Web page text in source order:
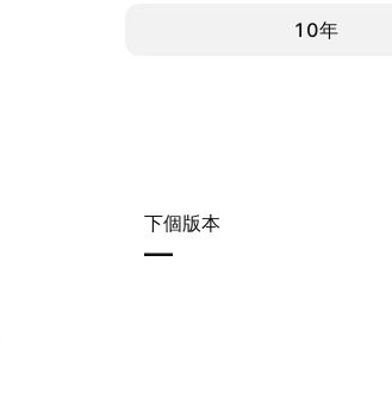
10年
下個版本
—